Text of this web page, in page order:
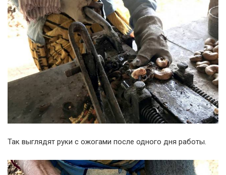
Так выглядят руки с ожогами после одного дня работы.